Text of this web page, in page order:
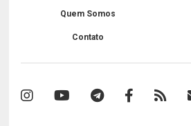
Quem Somos
Contato